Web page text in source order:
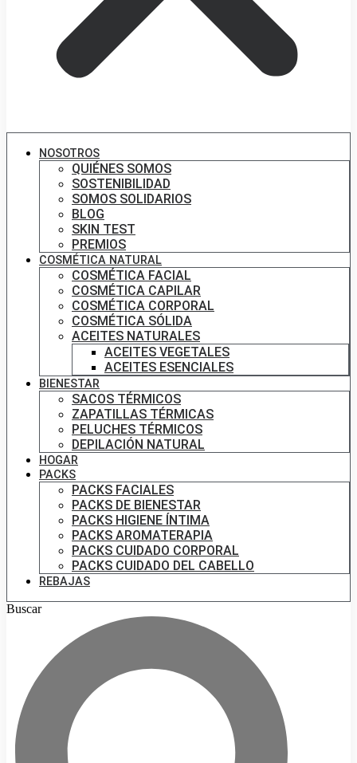
NOSOTROS
QUIÉNES SOMOS
SOSTENIBILIDAD
SOMOS SOLIDARIOS
BLOG
SKIN TEST
PREMIOS
COSMÉTICA NATURAL
COSMÉTICA FACIAL
COSMÉTICA CAPILAR
COSMÉTICA CORPORAL
COSMÉTICA SÓLIDA
ACEITES NATURALES
ACEITES VEGETALES
ACEITES ESENCIALES
BIENESTAR
SACOS TÉRMICOS
ZAPATILLAS TÉRMICAS
PELUCHES TÉRMICOS
DEPILACIÓN NATURAL
HOGAR
PACKS
PACKS FACIALES
PACKS DE BIENESTAR
PACKS HIGIENE ÍNTIMA
PACKS AROMATERAPIA
PACKS CUIDADO CORPORAL
PACKS CUIDADO DEL CABELLO
REBAJAS
Buscar